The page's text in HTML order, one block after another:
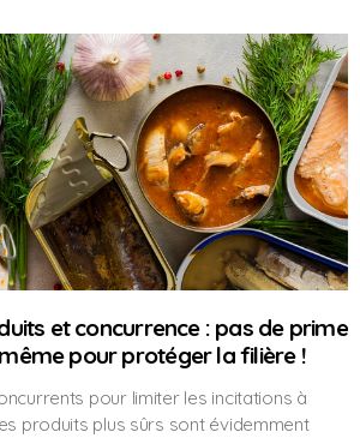
et concurrence : pas de prime
pour protéger la filière !
pour limiter les incitations à
produits plus sûrs sont évidemment